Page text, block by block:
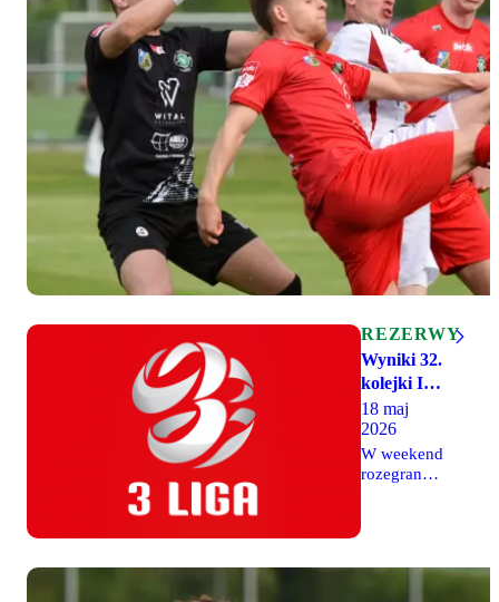
REZERWY
Wyniki 32.
kolejki III
ligi
18 maj
2026
W weekend
rozegrano
Warszawa